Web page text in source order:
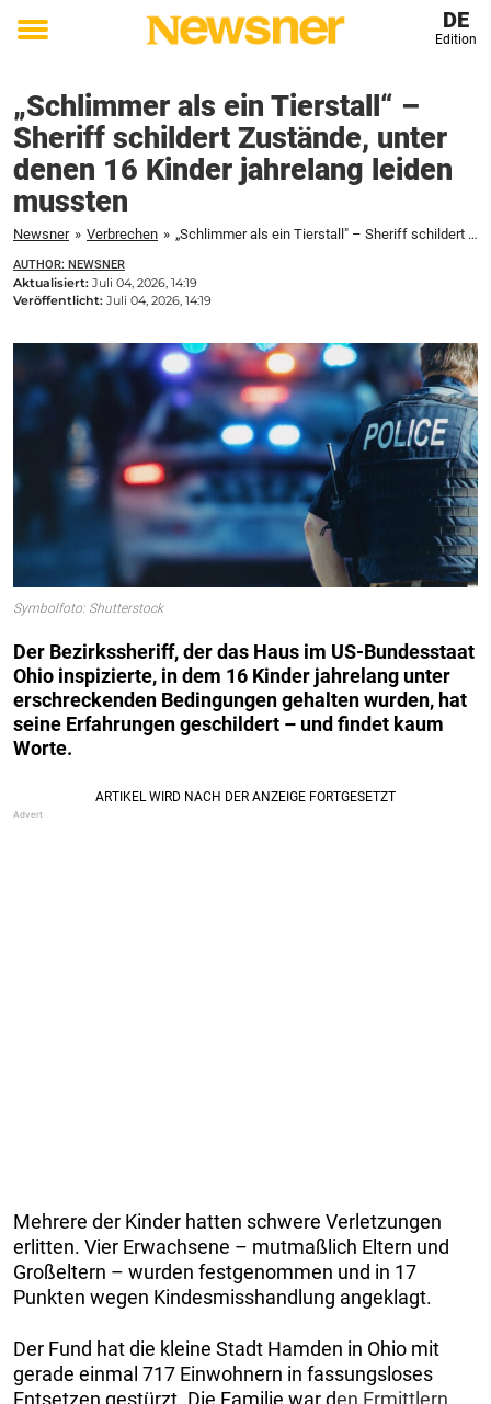
Toggle
DE
Edition
„Schlimmer als ein Tierstall“ –
Sheriff schildert Zustände, unter
denen 16 Kinder jahrelang leiden
mussten
Newsner » Verbrechen » „Schlimmer als ein Tierstall" – Sheriff schildert Zustände, unter denen 16 Kinder jahrelang leiden mussten
AUTHOR: NEWSNER
Aktualisiert: Juli 04, 2026, 14:19
Veröffentlicht: Juli 04, 2026, 14:19
Symbolfoto: Shutterstock
Der Bezirkssheriff, der das Haus im US-Bundesstaat
Ohio inspizierte, in dem 16 Kinder jahrelang unter
erschreckenden Bedingungen gehalten wurden, hat
seine Erfahrungen geschildert – und findet kaum
Worte.
Mehrere der Kinder hatten schwere Verletzungen
erlitten. Vier Erwachsene – mutmaßlich Eltern und
Großeltern – wurden festgenommen und in 17
Punkten wegen Kindesmisshandlung angeklagt.
Der Fund hat die kleine Stadt Hamden in Ohio mit
gerade einmal 717 Einwohnern in fassungsloses
Entsetzen gestürzt. Die Familie war den Ermittlern